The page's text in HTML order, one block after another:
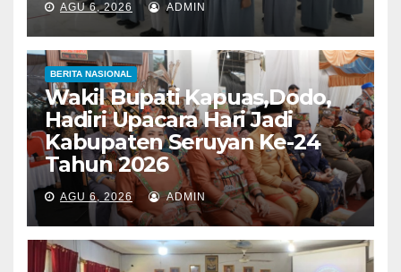
AGU 6, 2026 ADMIN
BERITA NASIONAL
Wakil Bupati Kapuas,Dodo,
Hadiri Upacara Hari Jadi
Kabupaten Seruyan Ke-24
Tahun 2026
AGU 6, 2026 ADMIN